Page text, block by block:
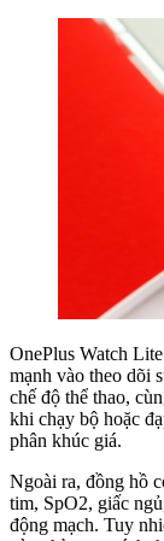
OnePlus Watch
mạnh vào theo dõi
chế độ thể thao,
khi chạy bộ hoặc
phân khúc giá.
Ngoài ra, đồng hồ
tim, SpO2, giấc
động mạch. Tuy